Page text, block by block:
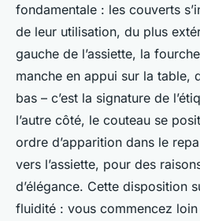
fondamentale : les couverts
de leur utilisation, du plus
gauche de l’assiette, la
manche en appui sur la table,
bas – c’est la signature de
l’autre côté, le couteau se
ordre d’apparition dans le
vers l’assiette, pour des
d’élégance. Cette disposition
fluidité : vous commencez loin